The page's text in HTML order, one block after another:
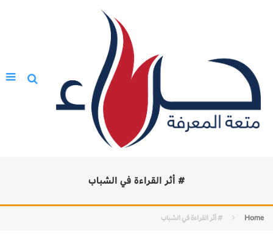
# أثر القراءة في الشباب
Home # أثر القراءة في الشباب